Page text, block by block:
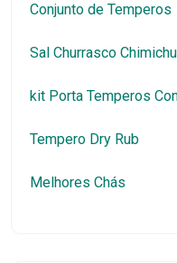
Conjunto de Temperos
Sal Churrasco
kit Porta Temperos
Tempero Dry Rub
Melhores Chás